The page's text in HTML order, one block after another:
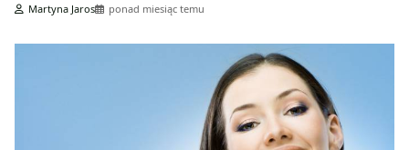
Martyna Jaros ponad miesiąc temu